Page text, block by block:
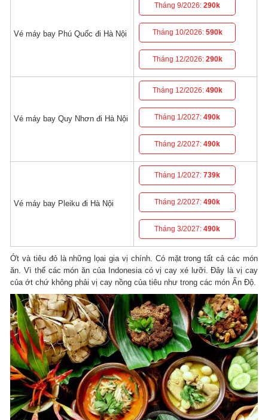
Vé máy bay Phú Quốc đi Hà Nội
Tháng 9/2026:290k
Tháng 10/2026: 590k
Tháng 12/2026: 290k
Vé máy bay Quy Nhơn đi Hà Nội
Tháng 12/2026: 490k
Tháng 1/2027:490k
Tháng 2/2027:490k
Vé máy bay Pleiku đi Hà Nội
Tháng 1/2027:739k
Tháng 2/2027:490k
Tháng 3/2027:490k
Ớt và tiêu đỏ là những lọai gia vị chính. Có mặt trong tất cả các món
ăn. Vì thế các món ăn của Indonesia có vị cay xé lưỡi. Đây là vị cay
của ớt chứ không phải vị cay nồng của tiêu như trong các món Ấn Độ.